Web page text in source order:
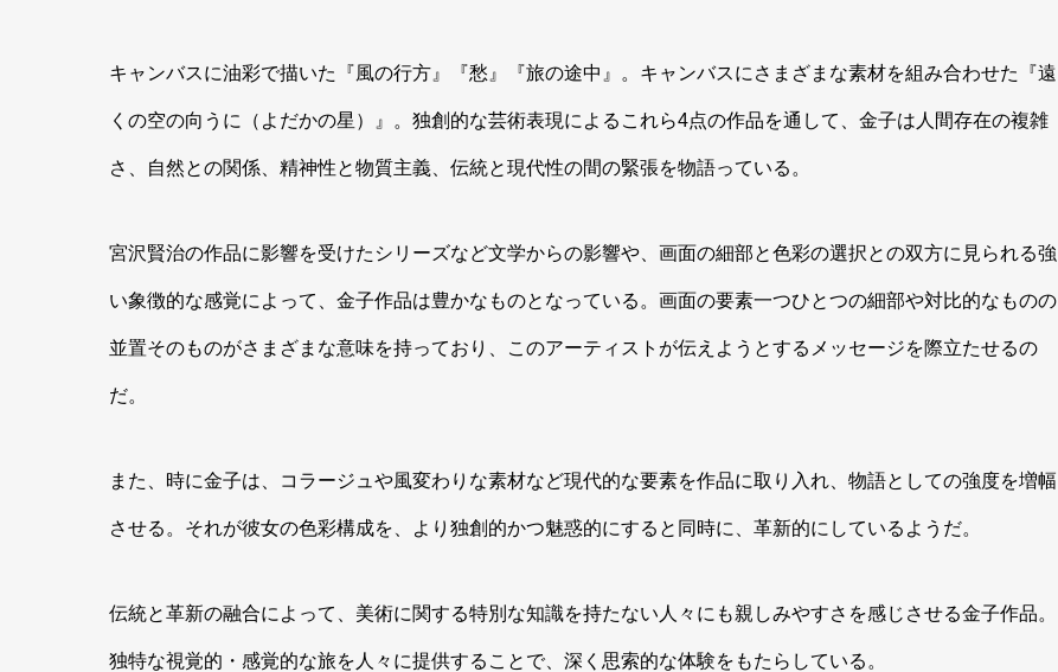
キャンバスに油彩で描いた『風の行方』『愁』『旅の途中』。キャンバスにさまざまな素材を組み合わせた『遠
くの空の向うに（よだかの星）』。独創的な芸術表現によるこれら4点の作品を通して、金子は人間存在の複雑
さ、自然との関係、精神性と物質主義、伝統と現代性の間の緊張を物語っている。
宮沢賢治の作品に影響を受けたシリーズなど文学からの影響や、画面の細部と色彩の選択との双方に見られる強
い象徴的な感覚によって、金子作品は豊かなものとなっている。画面の要素一つひとつの細部や対比的なものの
並置そのものがさまざまな意味を持っており、このアーティストが伝えようとするメッセージを際立たせるの
だ。
また、時に金子は、コラージュや風変わりな素材など現代的な要素を作品に取り入れ、物語としての強度を増幅
させる。それが彼女の色彩構成を、より独創的かつ魅惑的にすると同時に、革新的にしているようだ。
伝統と革新の融合によって、美術に関する特別な知識を持たない人々にも親しみやすさを感じさせる金子作品。
独特な視覚的・感覚的な旅を人々に提供することで、深く思索的な体験をもたらしている。